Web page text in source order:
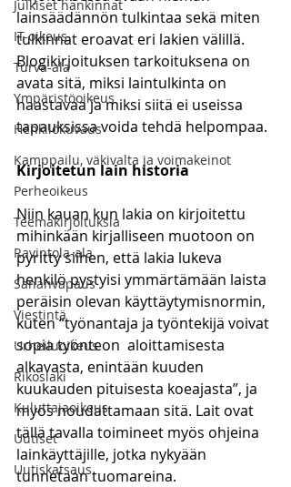
Julkiset hankinnat
IT-oikeus
Turva-ala
Ympäristöoikeus
Henkilökuvaus
Kamppailu, väkivalta ja voimakeinot
Perheoikeus
Teemakirjoituksia
Ravintola-ala
Sananvapaus
Viestintä
Urheiluoikeus
Rikoslaki
Kuluttajaoikeus
Uutiset
Uutiskatsaus
lainsäädännön tulkintaa sekä miten
tulkinnat eroavat eri lakien välillä.
Blogikirjoituksen tarkoituksena on
avata sitä, miksi laintulkinta on
haastavaa ja miksi siitä ei useissa
tapauksissa voida tehdä helpompaa.
Kirjoitetun lain historia
Niin kauan kun lakia on kirjoitettu
mihinkään kirjalliseen muotoon on
pyritty siihen, että lakia lukeva
henkilö pystyisi ymmärtämään laista
peräisin olevan käyttäytymisnormin,
kuten “työnantaja ja työntekijä voivat
sopia työnteon  aloittamisesta
alkavasta, enintään kuuden
kuukauden pituisesta koeajasta”, ja
myös noudattamaan sitä. Lait ovat
tällä tavalla toimineet myös ohjeina
lainkäyttäjille, jotka nykyään
tunnetaan tuomareina.